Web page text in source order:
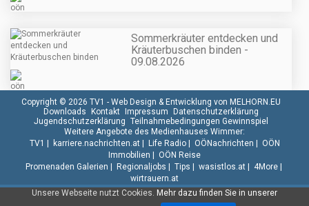
Sommerkräuter entdecken und
Kräuterbuschen binden -
09.08.2026
Unsere Webseite nutzt Cookies. Mehr dazu finden Sie in unserer
Copyright © 2026 TV1 - Web Design & Entwicklung von MELHORN.EU
Downloads
Kontakt Impressum
Datenschutzerklärung
Jugendschutzerklärung Teilnahmebedingungen Gewinnspiel
Weitere Angebote des Medienhauses Wimmer:
TV1
karriere.nachrichten.at| Life Radio| OÖNachrichten
OÖN
Immobilien
OÖN Reise
Promenaden Galerien
Regionaljobs Tips wasistlos.at| 4More|
wirtrauern.at